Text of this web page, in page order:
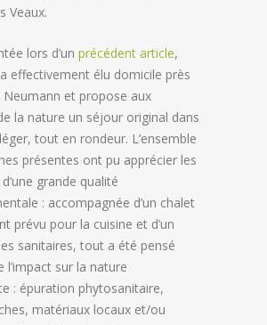
Veaux.
lors d’un précédent article,
effectivement élu domicile près
et propose aux
la nature un séjour original dans
tout en rondeur. L’ensemble
présentes ont pu apprécier les
grande qualité
: accompagnée d’un chalet
prévu pour la cuisine et d’un
sanitaires, tout a été pensé
l’impact sur la nature
: épuration phytosanitaire,
matériaux locaux et/ou